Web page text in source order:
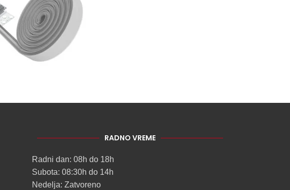
RADNO VREME
Radni dan: 08h do 18h
Subota: 08:30h do 14h
Nedelja: Zatvoreno